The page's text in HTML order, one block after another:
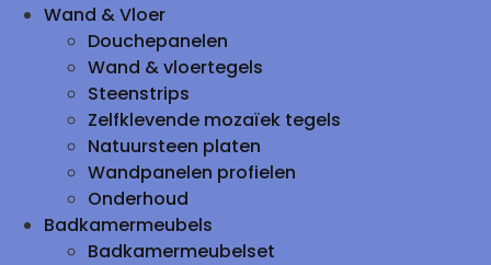
Wand & Vloer
Douchepanelen
Wand & vloertegels
Steenstrips
Zelfklevende mozaïek tegels
Natuursteen platen
Wandpanelen profielen
Onderhoud
Badkamermeubels
Badkamermeubelset